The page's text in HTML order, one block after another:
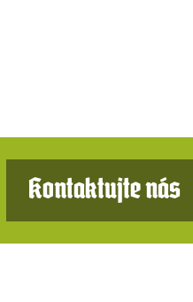
Kontaktujte nás